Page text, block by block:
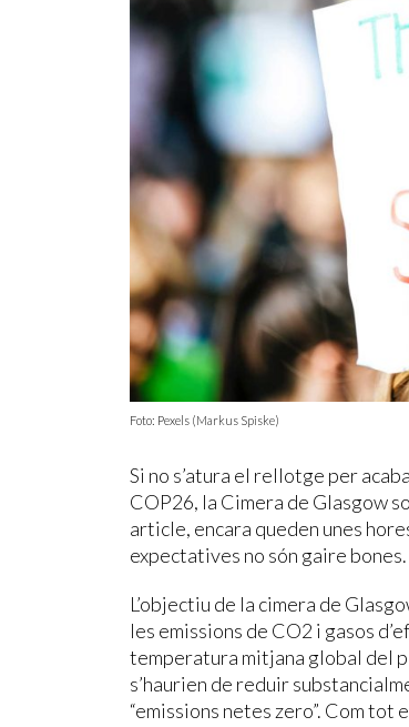
Foto: Pexels (Markus Spiske)
Si no s’atura el rellotge per
COP26, la Cimera de Glasgow
article, encara queden unes
expectatives no són gaire bones.
L’objectiu de la cimera de
les emissions de CO2 i gasos
temperatura mitjana global del
s’haurien de reduir
“emissions netes zero”. Com tot